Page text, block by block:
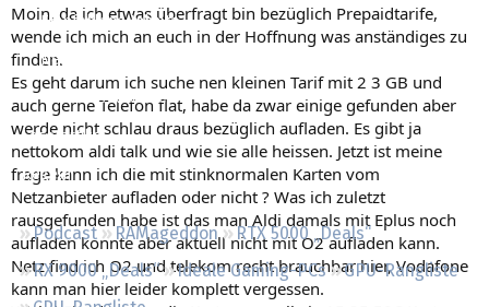
Empfohlene Inhalte
Neue Beiträge
Neueste Aktivitäten
Leserartikel
Regeln
Podcast RAMageddon
RTX 5000 „Deals“
RX 9000 „Deals“
Ideale Gaming-PCs
GPU-Rangliste
Moin, da ich etwas überfragt bin bezüglich Prepaidtarife,
wende ich mich an euch in der Hoffnung was anständiges zu
finden.
Es geht darum ich suche nen kleinen Tarif mit 2 3 GB und
auch gerne Telefon flat, habe da zwar einige gefunden aber
werde nicht schlau draus bezüglich aufladen. Es gibt ja
nettokom aldi talk und wie sie alle heissen. Jetzt ist meine
frage kann ich die mit stinknormalen Karten vom
Netzanbieter aufladen oder nicht ? Was ich zuletzt
rausgefunden habe ist das man Aldi damals mit Eplus noch
aufladen konnte aber aktuell nicht mit O2 aufladen kann.
Netz find ich O2 und telekom recht brauchbar hier, Vodafone
kann man hier leider komplett vergessen.